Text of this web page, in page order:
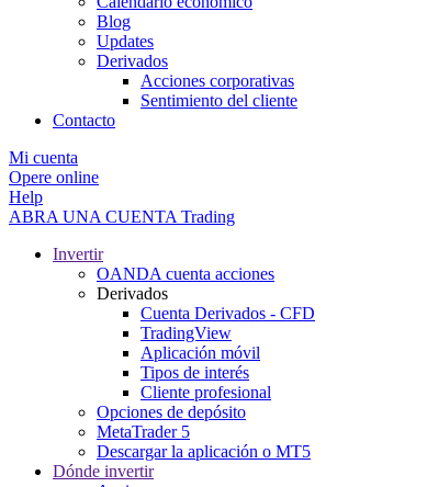
Blog
Updates
Derivados
Acciones corporativas
Sentimiento del cliente
Contacto
Mi cuenta
Opere online
Help
ABRA UNA CUENTA Trading
Invertir
OANDA cuenta acciones
Derivados
Cuenta Derivados - CFD
TradingView
Aplicación móvil
Tipos de interés
Cliente profesional
Opciones de depósito
MetaTrader 5
Descargar la aplicación o MT5
Dónde invertir